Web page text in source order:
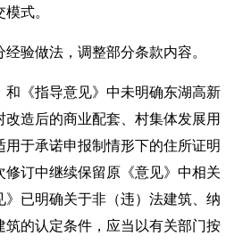
式。
经验做法，调整部分条款内容。
和《指导意见》中未明确东湖高新
改造后的商业配套、村集体发展用
用于承诺申报制情形下的住所证明
修订中继续保留原《意见》中相关
》已明确关于非（违）法建筑、纳
筑的认定条件，应当以有关部门按